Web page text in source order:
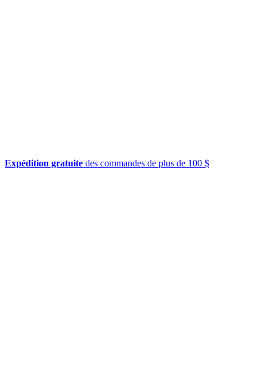
Expédition gratuite des commandes de plus de 100 $